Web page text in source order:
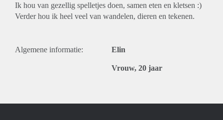
Ik hou van gezellig spelletjes doen, samen eten en kletsen :)
Verder hou ik heel veel van wandelen, dieren en tekenen.
Algemene informatie: Elin
Vrouw, 20 jaar